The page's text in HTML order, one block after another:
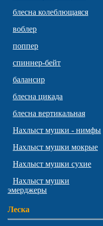
блесна колеблющаяся
воблер
поппер
спиннер-бейт
балансир
блесна цикада
блесна вертикальная
Нахлыст мушки - нимфы
Нахлыст мушки мокрые
Нахлыст мушки сухие
Нахлыст мушки
эмерджеры
Леска